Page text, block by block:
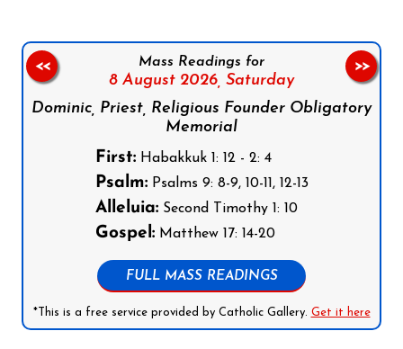
Mass Readings for
8 August 2026, Saturday
Dominic, Priest, Religious Founder Obligatory
Memorial
First:Habakkuk 1: 12 - 2: 4
Psalm:Psalms 9: 8-9, 10-11, 12-13
Alleluia:Second Timothy 1: 10
Gospel:Matthew 17: 14-20
FULL MASS READINGS
*This is a free service provided by Catholic Gallery. Get it here
<< >>